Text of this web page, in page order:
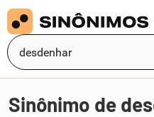
Sinônimo de